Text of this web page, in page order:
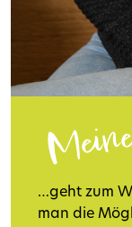
…geht zum
man die